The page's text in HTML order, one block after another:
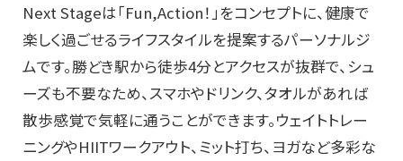
Next Stageは「Fun,Action！」をコンセプトに、健康で
楽しく過ごせるライフスタイルを提案するパーソナルジ
ムです。勝どき駅から徒歩4分とアクセスが抜群で、シュ
ーズも不要なため、スマホやドリンク、タオルがあれば
散歩感覚で気軽に通うことができます。ウェイトトレー
ニングやHIITワークアウト、ミット打ち、ヨガなど多彩な